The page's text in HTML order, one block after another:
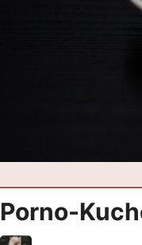
Porno-